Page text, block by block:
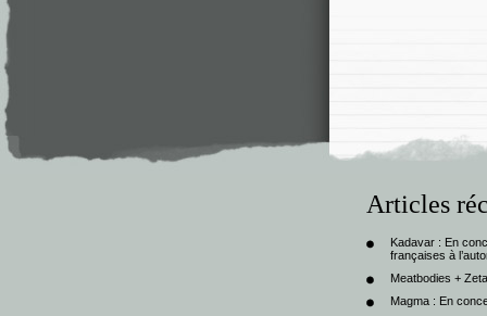
Articles
Kadavar : En
françaises à
Meatbodies +
Magma : En